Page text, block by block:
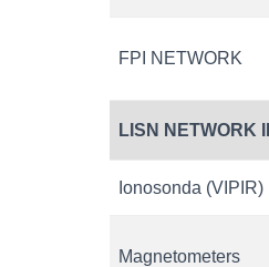
FPI NETWORK
LISN NETWORK
Ionosonda (VIPIR)
Magnetometers